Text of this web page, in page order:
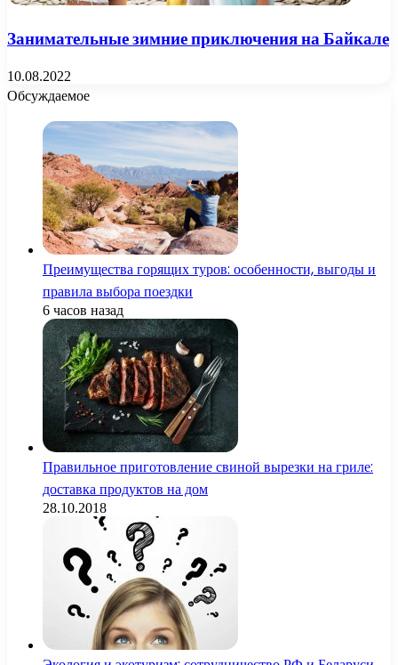
Занимательные зимние приключения на Байкале
10.08.2022
Обсуждаемое
Преимущества горящих туров: особенности, выгоды и
правила выбора поездки
6 часов назад
Правильное приготовление свиной вырезки на гриле:
доставка продуктов на дом
28.10.2018